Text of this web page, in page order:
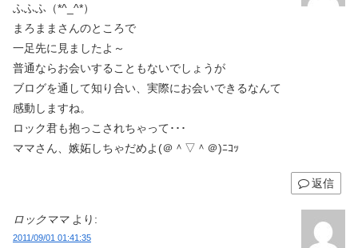
ふふふ（*^_^*）
まろままさんのところで
一足先に見ましたよ～
普通ならお会いすることもないでしょうが
ブログを通して知り合い、実際にお会いできるなんて
感動しますね。
ロック君も抱っこされちゃって･･･
ママさん、嫉妬しちゃだめよ(＠＾▽＾＠)ﾆｺｯ
返信
ロックママ より:
2011/09/01 01:41:35